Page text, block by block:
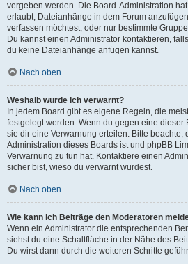
vergeben werden. Die Board-Administration
erlaubt, Dateianhänge in dem Forum
verfassen möchtest, oder nur bestimmte
Du kannst einen Administrator kontaktieren,
du keine Dateianhänge anfügen kannst.
Nach oben
Weshalb wurde ich verwarnt?
In jedem Board gibt es eigene Regeln, die
festgelegt werden. Wenn du gegen eine dieser
sie dir eine Verwarnung erteilen. Bitte beachte,
Administration dieses Boards ist und phpBB
Verwarnung zu tun hat. Kontaktiere einen
sicher bist, wieso du verwarnt wurdest.
Nach oben
Wie kann ich Beiträge den Moderatoren
Wenn ein Administrator die entsprechenden
siehst du eine Schaltfläche in der Nähe des
Du wirst dann durch die weiteren Schritte